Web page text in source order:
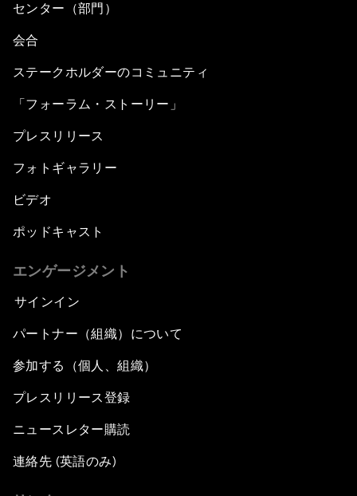
センター（部門）
会合
ステークホルダーのコミュニティ
「フォーラム・ストーリー」
プレスリリース
フォトギャラリー
ビデオ
ポッドキャスト
エンゲージメント
サインイン
パートナー（組織）について
参加する（個人、組織）
プレスリリース登録
ニュースレター購読
連絡先 (英語のみ)